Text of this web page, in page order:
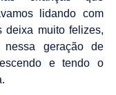
lidando com
deixa muito felizes,
geração de
e tendo o